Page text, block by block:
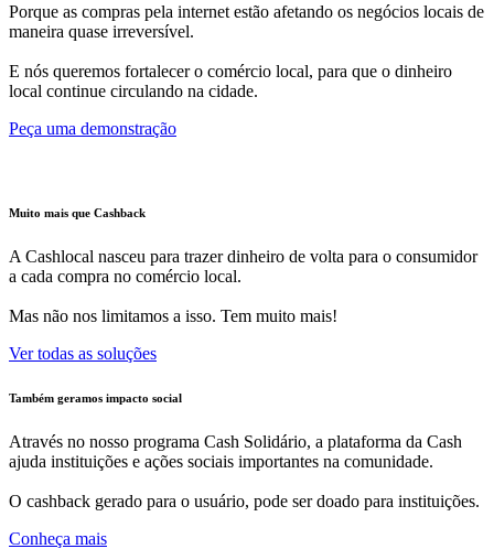
Porque as compras pela internet estão afetando os negócios locais de
maneira quase irreversível.
E nós queremos fortalecer o comércio local, para que o dinheiro
local continue circulando na cidade.
Peça uma demonstração
Muito mais que Cashback
A Cashlocal nasceu para trazer dinheiro de volta para o consumidor
a cada compra no comércio local.
Mas não nos limitamos a isso. Tem muito mais!
Ver todas as soluções
Também geramos impacto social
Através no nosso programa Cash Solidário, a plataforma da Cash
ajuda instituições e ações sociais importantes na comunidade.
O cashback gerado para o usuário, pode ser doado para instituições.
Conheça mais